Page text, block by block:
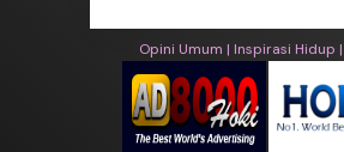
Opini Umum | Inspirasi Hidup |